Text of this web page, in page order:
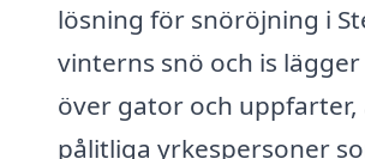
lösning för snöröjning i
vinterns snö och is
över gator och
pålitliga yrkespersoner